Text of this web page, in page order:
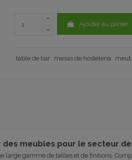
Ajouter au panier
table de bar mesas de hosteleria
meubles pour le secteur
large gamme de tailles et de finitions.